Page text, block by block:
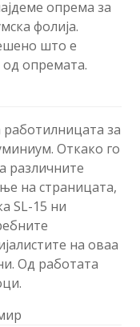
опрема за
фолија.
што е
опремата.
за
Откако го
различните
на страницата,
SL-15 ни
на оваа
Од работата